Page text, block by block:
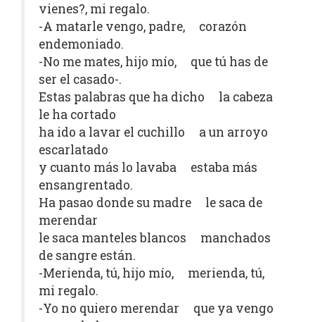
vienes?, mi regalo.
-A matarle vengo, padre, corazón
endemoniado.
-No me mates, hijo mío, que tú has de
ser el casado-.
Estas palabras que ha dicho la cabeza
le ha cortado
ha ido a lavar el cuchillo a un arroyo
escarlatado
y cuanto más lo lavaba estaba más
ensangrentado.
Ha pasao donde su madre le saca de
merendar
le saca manteles blancos manchados
de sangre están.
-Merienda, tú, hijo mío, merienda, tú,
mi regalo.
-Yo no quiero merendar que ya vengo